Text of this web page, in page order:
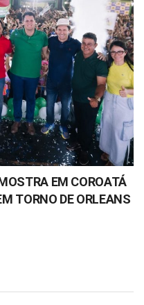
EM COROATÁ
TORNO DE ORLEANS